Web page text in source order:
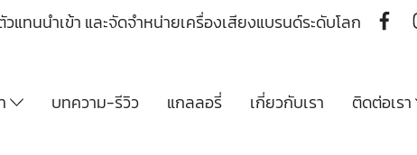
วแทนนำเข้า และจัดจำหน่ายเครื่องเสียงแบรนด์ระดับโลก
บทความ-รีวิว แกลลอรี่ เกี่ยวกับเรา ติดต่อเรา